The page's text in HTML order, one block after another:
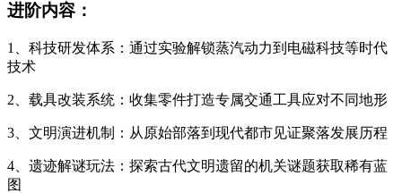
进阶内容：
1、科技研发体系：通过实验解锁蒸汽动力到电磁科技等时代
技术
2、载具改装系统：收集零件打造专属交通工具应对不同地形
3、文明演进机制：从原始部落到现代都市见证聚落发展历程
4、遗迹解谜玩法：探索古代文明遗留的机关谜题获取稀有蓝
图